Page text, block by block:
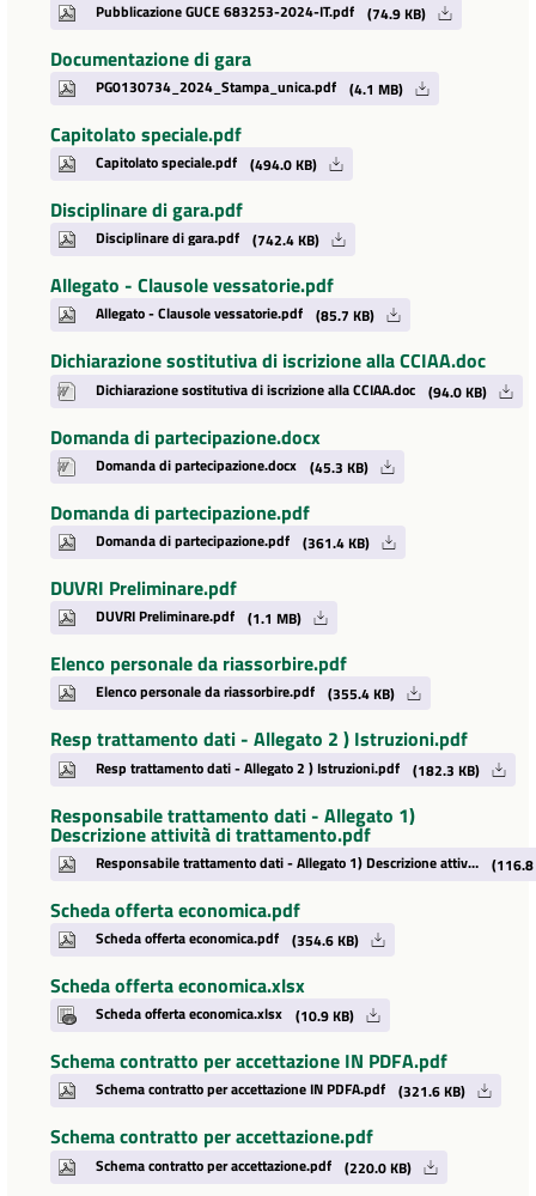
Pubblicazione GUCE 683253-2024-IT.pdf (74.9 KB)
Documentazione di gara
PG0130734_2024_Stampa_unica.pdf (4.1 MB)
Capitolato speciale.pdf
Capitolato speciale.pdf (494.0 KB)
Disciplinare di gara.pdf
Disciplinare di gara.pdf (742.4 KB)
Allegato - Clausole vessatorie.pdf
Allegato - Clausole vessatorie.pdf (85.7 KB)
Dichiarazione sostitutiva di iscrizione alla CCIAA.doc
Dichiarazione sostitutiva di iscrizione alla CCIAA.doc (94.0 KB)
Domanda di partecipazione.docx
Domanda di partecipazione.docx (45.3 KB)
Domanda di partecipazione.pdf
Domanda di partecipazione.pdf (361.4 KB)
DUVRI Preliminare.pdf
DUVRI Preliminare.pdf (1.1 MB)
Elenco personale da riassorbire.pdf
Elenco personale da riassorbire.pdf (355.4 KB)
Resp trattamento dati - Allegato 2 ) Istruzioni.pdf
Resp trattamento dati - Allegato 2 ) Istruzioni.pdf (182.3 KB)
Responsabile trattamento dati - Allegato 1)
Descrizione attività di trattamento.pdf
Responsabile trattamento dati - Allegato 1) Descrizione attività di trattamento.pdf (116.8
Scheda offerta economica.pdf
Scheda offerta economica.pdf (354.6 KB)
Scheda offerta economica.xlsx
Scheda offerta economica.xlsx (10.9 KB)
Schema contratto per accettazione IN PDFA.pdf
Schema contratto per accettazione IN PDFA.pdf (321.6 KB)
Schema contratto per accettazione.pdf
Schema contratto per accettazione.pdf (220.0 KB)